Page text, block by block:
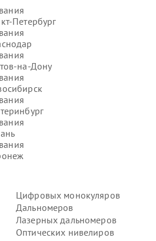
Цифровых монокуляров
Дальномеров
Лазерных дальномеров
Оптических нивелиров
Петербург
на-Дону